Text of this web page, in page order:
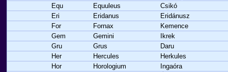
Equ
Equuleus
Csikó
Eri
Eridanus
Eridánusz
For
Fornax
Kemence
Gem
Gemini
Ikrek
Gru
Grus
Daru
Her
Hercules
Herkules
Hor
Horologium
Ingaóra